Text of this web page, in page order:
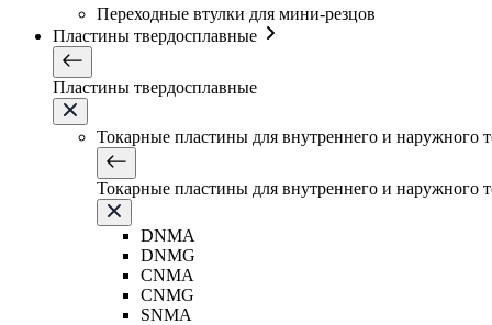
Переходные втулки для мини-резцов
Пластины твердосплавные
Пластины твердосплавные
Токарные пластины для внутреннего и наружного
Токарные пластины для внутреннего и наружного
DNMA
DNMG
CNMA
CNMG
SNMA